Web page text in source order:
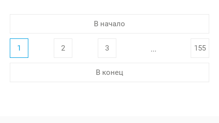
В начало
1 2 3 ... 155
В конец